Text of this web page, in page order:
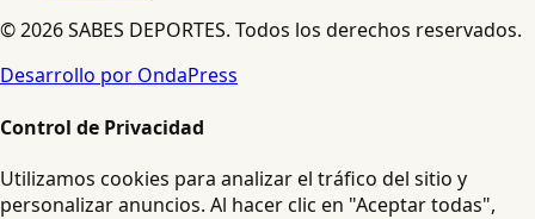
© 2026 SABES DEPORTES. Todos los derechos reservados.
Desarrollo por OndaPress
Control de Privacidad
Utilizamos cookies para analizar el tráfico del sitio y
personalizar anuncios. Al hacer clic en "Aceptar todas",